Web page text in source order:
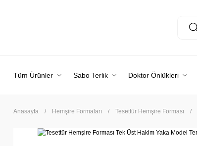
Tüm Ürünler Sabo Terlik Doktor Önlükleri
Anasayfa Hemşire Formaları Tesettür Hemşire Forması